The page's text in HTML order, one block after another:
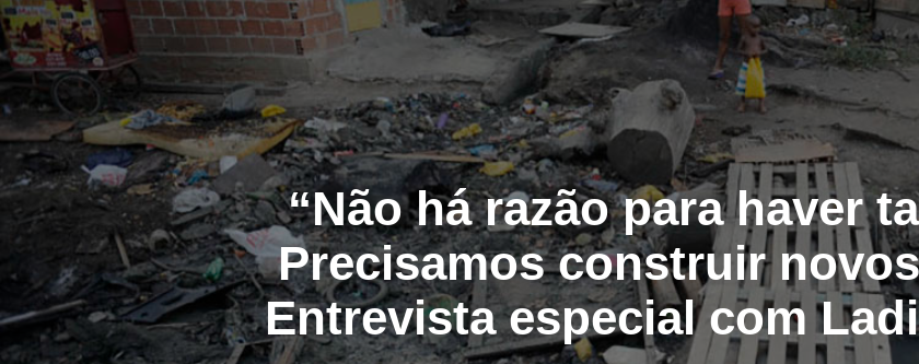
“Não há razão para haver
Precisamos construir
Entrevista especial com